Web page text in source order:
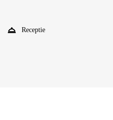
Receptie